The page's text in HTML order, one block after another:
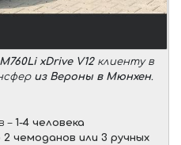
xDrive V12клиенту в
из Вероны в Мюнхен.
– 1-4 человека
2 чемоданов или 3 ручных